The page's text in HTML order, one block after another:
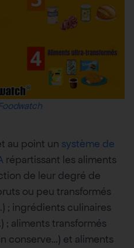
au point un système de
répartissant les aliments
de leur degré de
ou peu transformés
; ingrédients culinaires
; aliments transformés
conserve…) et aliments